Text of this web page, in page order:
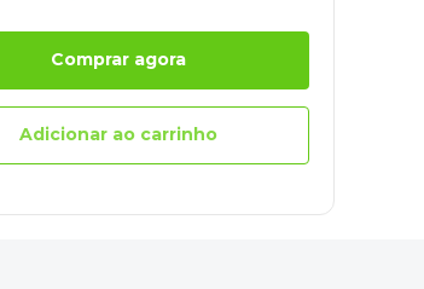
Comprar agora
Adicionar ao carrinho